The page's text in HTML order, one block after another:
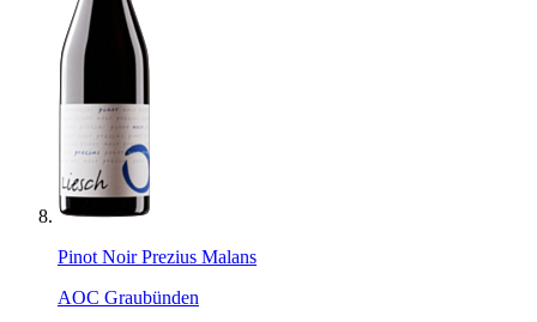
Pinot Noir Prezius Malans
AOC Graubünden